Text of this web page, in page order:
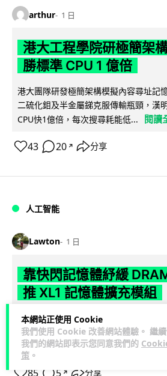
本網站正使用 Cookie
我們使用 Cookie 改善網站體驗。 繼
我們的網站即表示您同意我們的
策 。
arthur 1 日
港大工程學院研極簡架
勝標準 CPU 1 億倍
港大團隊研發極簡架構模擬內容尋址記
二硫化鉬及半金屬銻克服傳輸瓶頸，漢
CPU快1億倍，每次搜尋耗能低...
閱讀
43 20 ↗ 分享
人工智能
Lawton 1 日
靠快閃記憶體紓緩
推 XL1 記憶體擴充模組
KIOXIA 發表全新記憶體擴充模組 XL1
憶體 XL-FLASH 與 CXL 介面，將快閃
方... 閱讀全文
85 5 ↗ 分享